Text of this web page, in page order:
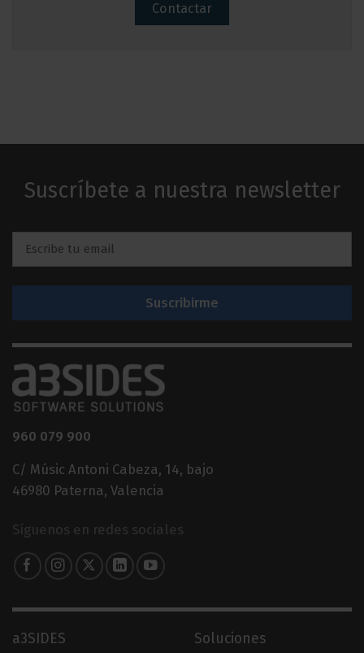
Contactar
Suscríbete a nuestra newsletter
Email
960 079 900
C/ Músic Antoni Cabeza, 14, bajo
46980 Paterna, Valencia
Síguenos en redes sociales
a3SIDES Soluciones